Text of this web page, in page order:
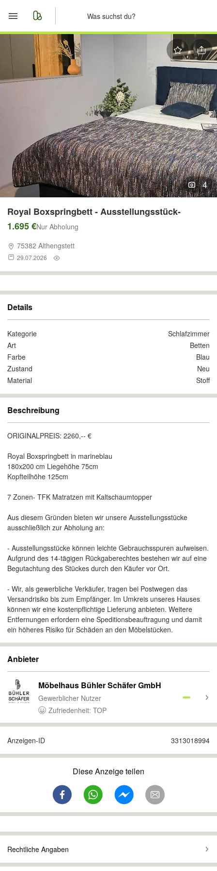
Start
Merkliste
Anzeige aufgeben
4
Royal Boxspringbett - Ausstellungsstück-
1.695 €Nur Abholung
75382 Althengstett
29.07.2026
Details
Kategorie
Schlafzimmer
Art
Betten
Farbe
Blau
Zustand
Neu
Material
Stoff
Beschreibung
ORIGINALPREIS: 2260,-- €
Royal Boxspringbett in marineblau
180x200 cm Liegehöhe 75cm
Kopfteilhöhe 125cm
7 Zonen- TFK Matratzen mit Kaltschaumtopper
Aus diesem Gründen bieten wir unsere Ausstellungsstücke
ausschließlich zur Abholung an:
- Ausstellungsstücke können leichte Gebrauchsspuren aufweisen.
Aufgrund des 14-tägigen Rückgaberechtes bestehen wir auf eine
Begutachtung des Stückes durch den Käufer vor Ort.
- Wir, als gewerbliche Verkäufer, tragen bei Postwegen das
Versandrisiko bis zum Empfänger. Im Umkreis unseres Hauses
können wir eine kostenpflichtige Lieferung anbieten. Weitere
Entfernungen erfordern eine Speditionsbeauftragung und damit
ein höheres Risiko für Schäden an den Möbelstücken.
Anbieter
Möbelhaus Bühler Schäfer GmbH
Gewerblicher Nutzer
Zufriedenheit: TOP
Anzeigen-ID 3313018994
Diese Anzeige teilen
Rechtliche Angaben